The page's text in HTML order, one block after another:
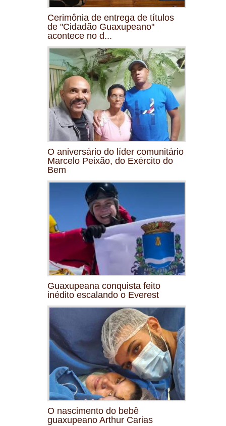
Cerimônia de entrega de títulos
de "Cidadão Guaxupeano"
acontece no d...
O aniversário do líder comunitário
Marcelo Peixão, do Exército do
Bem
Guaxupeana conquista feito
inédito escalando o Everest
O nascimento do bebê
guaxupeano Arthur Carias